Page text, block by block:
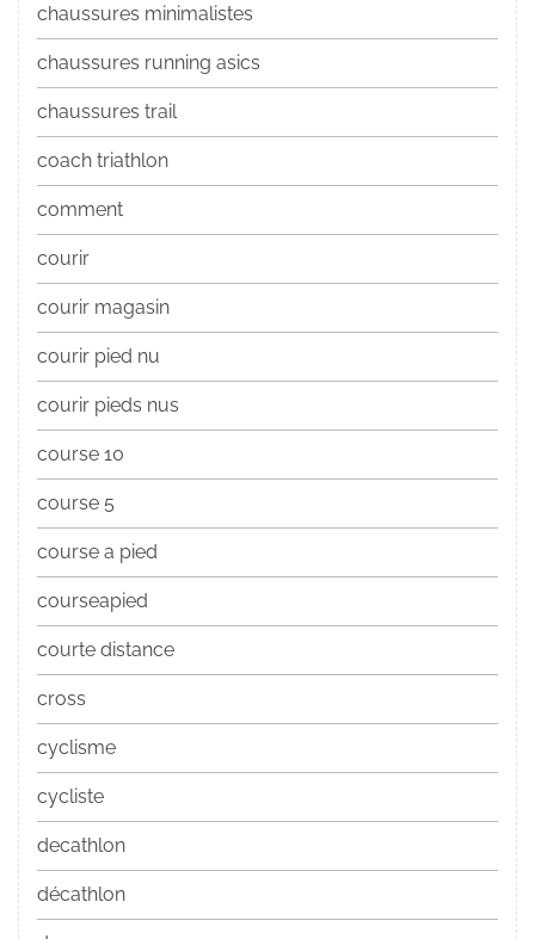
chaussures minimalistes
chaussures running asics
chaussures trail
coach triathlon
comment
courir
courir magasin
courir pied nu
courir pieds nus
course 10
course 5
course a pied
courseapied
courte distance
cross
cyclisme
cycliste
decathlon
décathlon